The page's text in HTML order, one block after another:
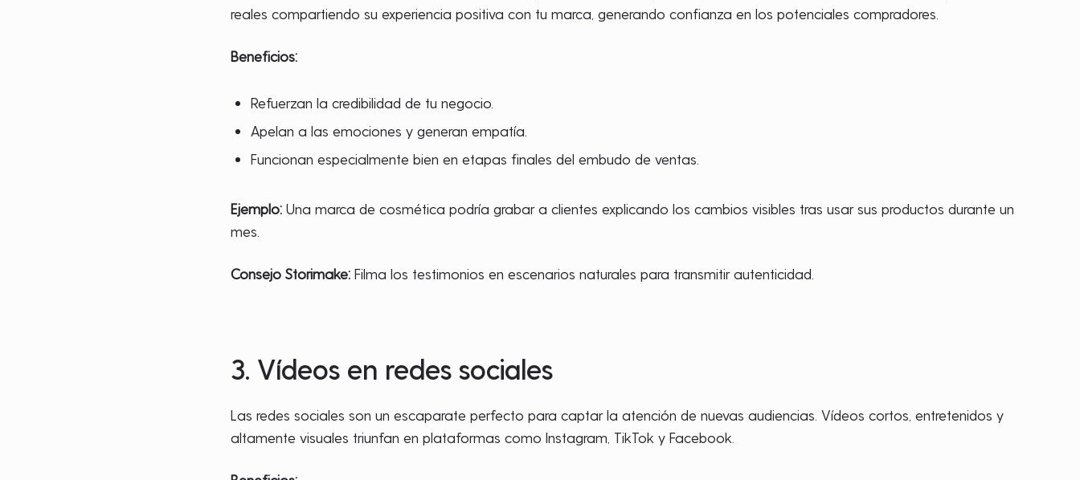
reales compartiendo su experiencia positiva con tu marca, generando confianza en los potenciales compradores.
Beneficios:
Refuerzan la credibilidad de tu negocio.
Apelan a las emociones y generan empatía.
Funcionan especialmente bien en etapas finales del embudo de ventas.
Ejemplo: Una marca de cosmética podría grabar a clientes explicando los cambios visibles tras usar sus productos durante un
mes.
Consejo Storimake: Filma los testimonios en escenarios naturales para transmitir autenticidad.
3. Vídeos en redes sociales
Las redes sociales son un escaparate perfecto para captar la atención de nuevas audiencias. Vídeos cortos, entretenidos y
altamente visuales triunfan en plataformas como Instagram, TikTok y Facebook.